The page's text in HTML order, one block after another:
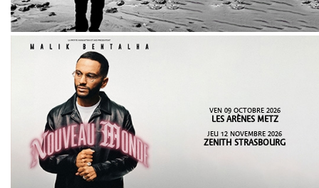
VEN 09 OCTOBRE 2026
LES ARÈNES METZ
JEU 12 NOVEMBRE 2026
ZENITH STRASBOURG